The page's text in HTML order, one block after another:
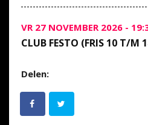
VR 27 NOVEMBER 2026 -
CLUB FESTO (FRIS 10 T/M
Delen: